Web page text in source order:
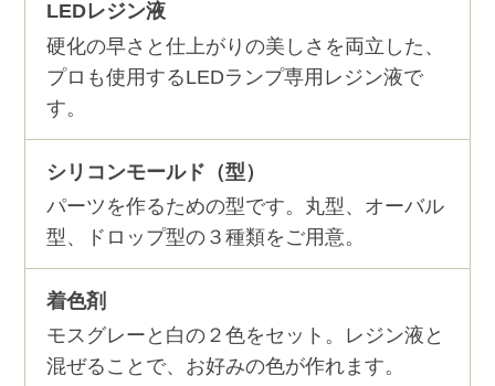
LEDレジン液
硬化の早さと仕上がりの美しさを両立した、
プロも使用するLEDランプ専用レジン液で
す。
シリコンモールド（型）
パーツを作るための型です。丸型、オーバル
型、ドロップ型の３種類をご用意。
着色剤
モスグレーと白の２色をセット。レジン液と
混ぜることで、お好みの色が作れます。